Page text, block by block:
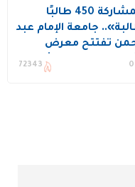
«بمشاركة 450 طالبًا
جامعة الإمام عبد
تفتتح معرض
التخرج العاشر
علوم الحاسب
0
72343